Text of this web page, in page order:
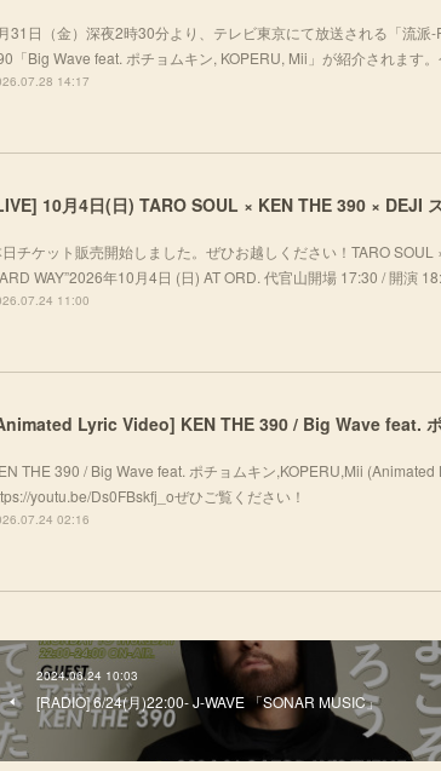
31日（金）深夜2時30分より、テレビ東京にて放送される「流
「Big Wave feat. ポチョムキン, KOPERU, Mii」が紹介されます
14:17
チケット販売開始しました。ぜひお越しください！TARO
WAY”2026年10月4日 (日) AT ORD. 代官山開場 17:30 / 開演
11:00
Lyric Video] KEN THE 390 / Big Wave feat.
THE 390 / Big Wave feat. ポチョムキン,KOPERU,Mii (Animated
youtu.be/Ds0FBskfj_oぜひご覧ください！
02:16
2024.06.24 10:03
[RADIO] 6/24(月)22:00- J-WAVE 「SONAR MUSIC」